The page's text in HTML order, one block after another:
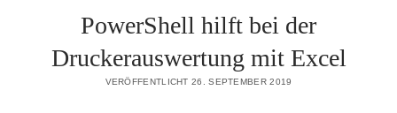
PowerShell hilft bei der
Druckerauswertung mit Excel
VERÖFFENTLICHT 26. SEPTEMBER 2019